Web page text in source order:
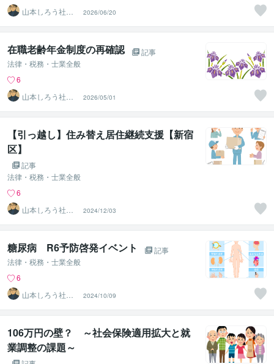
山本しろう社労
士事務所
2026/06/20
在職老齢年金制度の再確認
記事
法律・税務・士業全般
6
山本しろう社労
士事務所
2026/05/01
【引っ越し】住み替え居住継続支援【新宿
区】
記事
法律・税務・士業全般
6
山本しろう社労
士事務所
2024/12/03
糖尿病 R6予防啓発イベント
記事
法律・税務・士業全般
6
山本しろう社労
士事務所
2024/10/09
106万円の壁？ ～社会保険適用拡大と就
業調整の課題～